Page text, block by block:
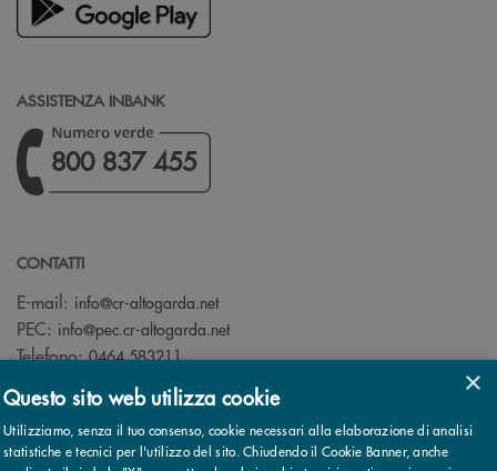
ASSISTENZA INBANK
800 837 455
CONTATTI
E-mail: info@cr-altogarda.net(si apre l’app di posta elettronica)
PEC: info@pec.cr-altogarda.net(si apre l’app di posta elettronica)
Telefono:0464 583211
×
Questo sito web utilizza cookie
Utilizziamo, senza il tuo consenso, cookie necessari alla elaborazione di analisi
statistiche e tecnici per l'utilizzo del sito. Chiudendo il Cookie Banner, anche